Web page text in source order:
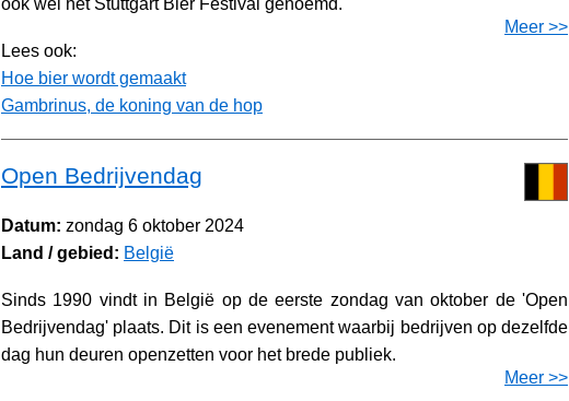
ook wel het Stuttgart Bier Festival genoemd.
Meer >>
Lees ook:
Hoe bier wordt gemaakt
Gambrinus, de koning van de hop
Open Bedrijvendag
Datum: zondag 6 oktober 2024
Land / gebied: België
Sinds 1990 vindt in België op de eerste zondag van oktober de 'Open
Bedrijvendag' plaats. Dit is een evenement waarbij bedrijven op dezelfde
dag hun deuren openzetten voor het brede publiek.
Meer >>